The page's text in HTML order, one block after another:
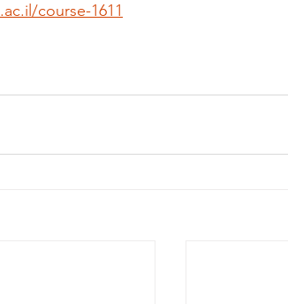
course-1611